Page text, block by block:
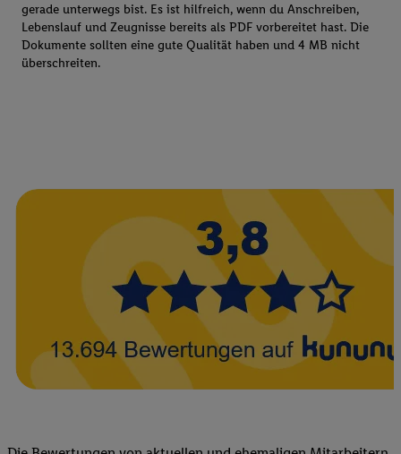
gerade unterwegs bist. Es ist hilfreich, wenn du Anschreiben,
Lebenslauf und Zeugnisse bereits als PDF vorbereitet hast. Die
Dokumente sollten eine gute Qualität haben und 4 MB nicht
überschreiten.